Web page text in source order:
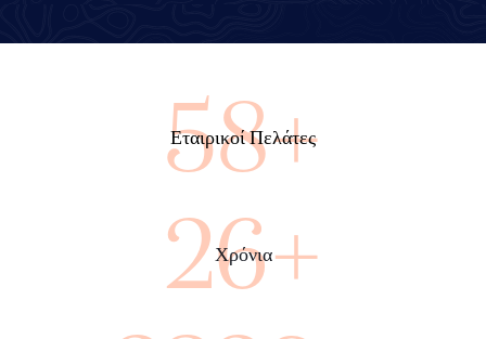
100+
Εταιρικοί Πελάτες
45+
Χρόνια